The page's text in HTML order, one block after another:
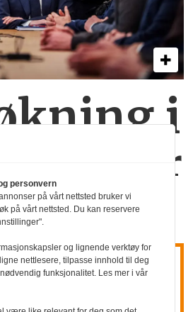
i
har hatt over 100
- så langt i år.
kutter
personvern
på vårt nettsted bruker vi
på vårt nettsted. Du kan reservere
og lignende verktøy for
nettlesere, tilpasse innhold til deg
funksjonalitet. Les mer i vår